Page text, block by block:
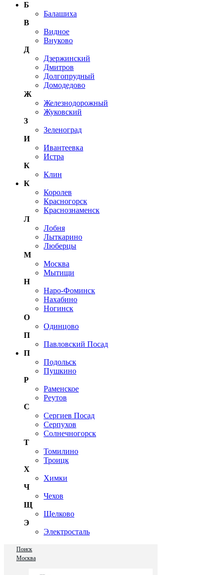
Б
Балашиха
В
Видное
Внуково
Д
Дзержинский
Дмитров
Долгопрудный
Домодедово
Ж
Железнодорожный
Жуковский
З
Зеленоград
И
Ивантеевка
Истра
К
Клин
К
Королев
Красногорск
Краснознаменск
Л
Лобня
Лыткарино
Люберцы
М
Москва
Мытищи
Н
Наро-Фоминск
Нахабино
Ногинск
О
Одинцово
П
Павловский Посад
П
Подольск
Пушкино
Р
Раменское
Реутов
С
Сергиев Посад
Серпухов
Солнечногорск
Т
Томилино
Троицк
Х
Химки
Ч
Чехов
Щ
Щелково
Э
Электросталь
Поиск
Москва